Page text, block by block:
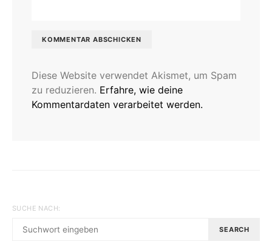
Diese Website verwendet Akismet, um Spam
zu reduzieren. Erfahre, wie deine
Kommentardaten verarbeitet werden.
SUCHE NACH:
SEARCH